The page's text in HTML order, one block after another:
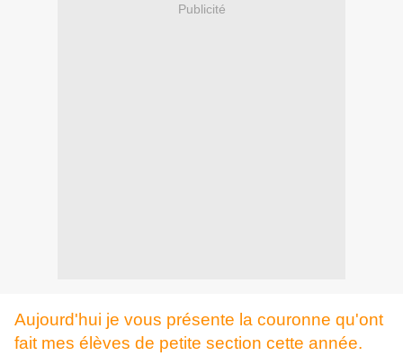
Publicité
Aujourd'hui je vous présente la couronne qu'ont
fait mes élèves de petite section cette année.